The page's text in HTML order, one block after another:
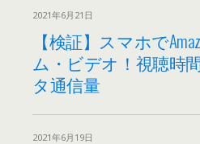
2021年6月21日
【検証】スマホで
ム・ビデオ！視聴時
タ通信量
2021年6月19日